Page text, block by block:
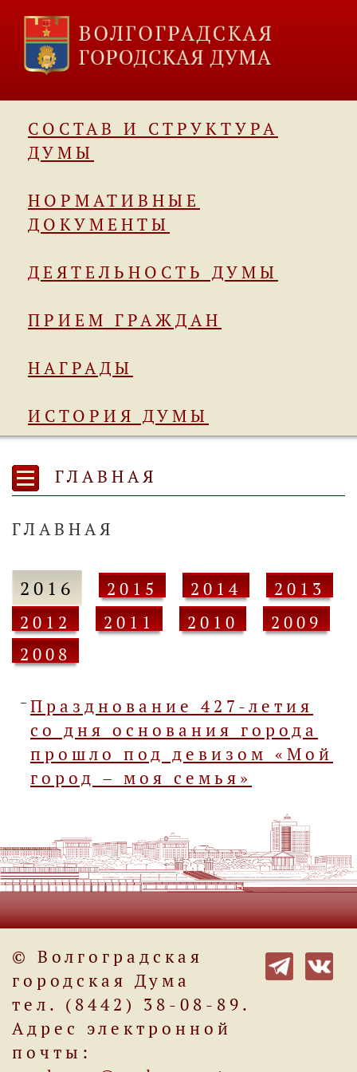
СОСТАВ И СТРУКТУРА
ДУМЫ
НОРМАТИВНЫЕ
ДОКУМЕНТЫ
ДЕЯТЕЛЬНОСТЬ ДУМЫ
ПРИЕМ ГРАЖДАН
НАГРАДЫ
ИСТОРИЯ ДУМЫ
ГЛАВНАЯ
ГЛАВНАЯ
2016 2015 2014
2013
2012
2011 2010
2009
2008
Празднование 427-летия
со дня основания города
прошло под девизом «Мой
город – моя семья»
© Волгоградская
городская Дума
тел. (8442) 38-08-89.
Адрес электронной
почты: